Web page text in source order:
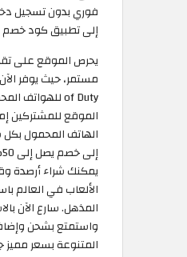
فوري بدون تسجيل
إلى تطبيق كود خصم Codashop 2026.
يحرص الموقع على
الموقع للمشتركين
الهاتف المحمول
يمكنك شراء أرصدة
المذهل. سارع الآن
واستمتع بشحن
المتنوعة بسعر مميز